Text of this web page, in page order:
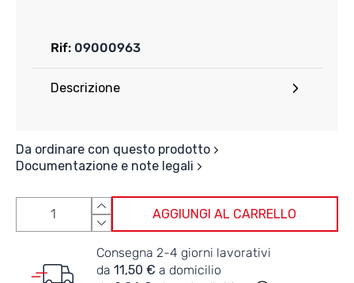
Rif: 09000963
Descrizione
Da ordinare con questo prodotto
Documentazione e note legali
AGGIUNGI AL CARRELLO
Consegna 2-4 giorni lavorativi
da 11,50 € a domicilio